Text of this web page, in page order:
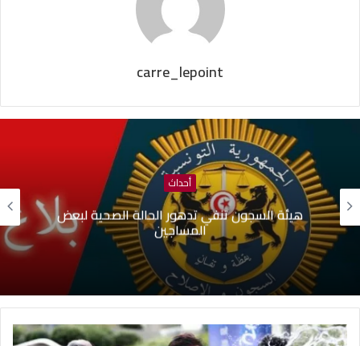
carre_lepoint
أحداث
هيئة السجون تنفي تدهور الحالة الصحية لبعض
المساجين